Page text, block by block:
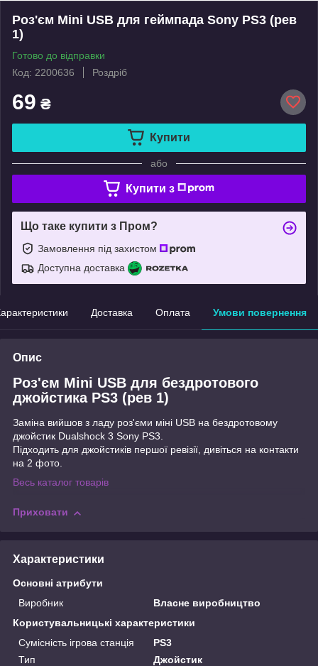
Роз'єм Mini USB для геймпада Sony PS3 (рев
1)
Готово до відправки
Код: 2200636
Роздріб
69 ₴
Купити
або
Купити з
Що таке купити з Пром?
Замовлення під захистом
Доступна доставка
Доставка Оплата Умови повернення
Опис
Роз'єм Mini USB для бездротового
джойстика PS3 (рев 1)
Заміна вийшов з ладу роз'єми міні USB на бездротовому
джойстик Dualshock 3 Sony PS3.
Підходить для джойстиків першої ревізії, дивіться на контакти
на 2 фото.
Весь каталог товарів
Приховати
Характеристики
Основні атрибути
Виробник
Власне виробництво
Користувальницькі характеристики
Сумісність ігрова станція
PS3
Тип
Джойстик